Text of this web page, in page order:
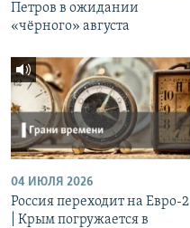
Петров в ожидании
«чёрного» августа
04 ИЮЛЯ 2026
Россия переходит на Евро-2
| Крым погружается в